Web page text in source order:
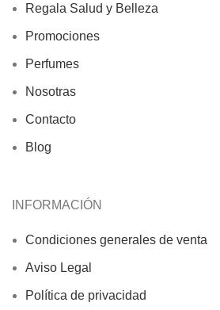
Regala Salud y Belleza
Promociones
Perfumes
Nosotras
Contacto
Blog
INFORMACIÓN
Condiciones generales de venta
Aviso Legal
Política de privacidad